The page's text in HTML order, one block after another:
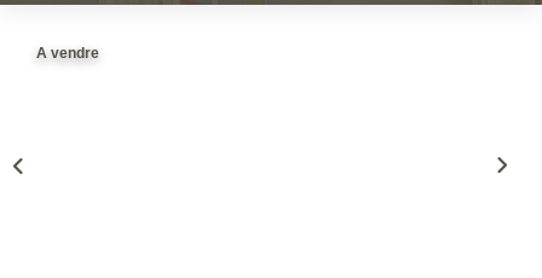
A vendre